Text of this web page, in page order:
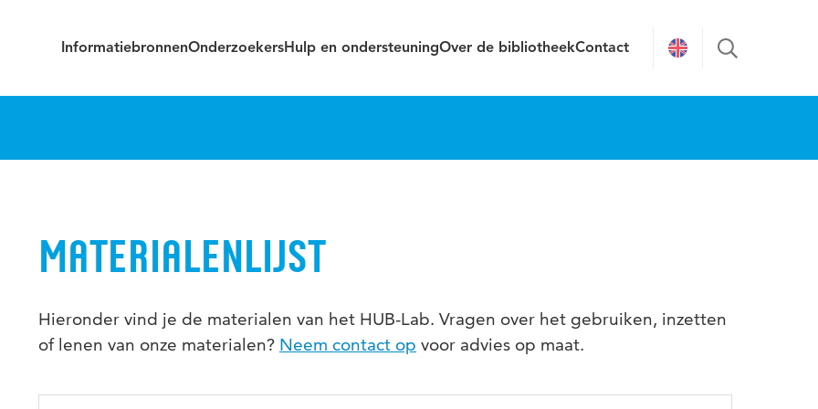
InformatiebronnenOnderzoekersHulp en ondersteuningOver de bibliotheekContact
MATERIALENLIJST
Hieronder vind je de materialen van het HUB-Lab. Vragen over het gebruiken, inzetten
of lenen van onze materialen? Neem contact op voor advies op maat.